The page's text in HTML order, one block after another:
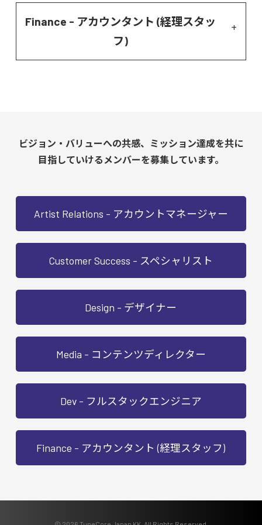
Finance - アカウンタント (経理スタッ
フ)
ビジョン・バリューへの共感、ミッション達成を共に
目指していけるメンバーを募集しています。
Artist Relations - アカウントマネージャー
Customer Success - スペシャリスト
Design - デザイナー
Media - コンテンツディレクター
Dev - フルスタックエンジニア
Finance - アカウンタント (経理スタッフ)